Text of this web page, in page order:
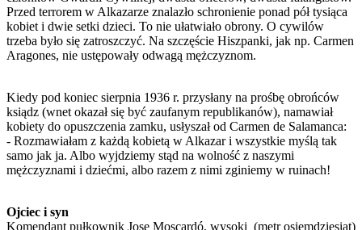
Przed terrorem w Alkazarze znalazło schronienie ponad pół tysiąca
kobiet i dwie setki dzieci. To nie ułatwiało obrony. O cywilów
trzeba było się zatroszczyć. Na szczęście Hiszpanki, jak np. Carmen
Aragones, nie ustępowały odwagą mężczyznom.
Kiedy pod koniec sierpnia 1936 r. przysłany na prośbę obrońców
ksiądz (wnet okazał się być zaufanym republikanów), namawiał
kobiety do opuszczenia zamku, usłyszał od Carmen de Salamanca:
- Rozmawiałam z każdą kobietą w Alkazar i wszystkie myślą tak
samo jak ja. Albo wyjdziemy stąd na wolność z naszymi
mężczyznami i dziećmi, albo razem z nimi zginiemy w ruinach!
Ojciec i syn
Komendant pułkownik Jose Moscardó, wysoki (metr osiemdziesiąt)